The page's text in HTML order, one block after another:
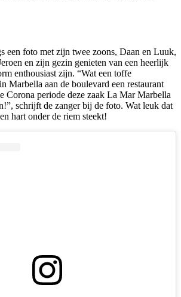
een foto met zijn twee zoons, Daan en Luuk,
en zijn gezin genieten van een heerlijk
enthousiast zijn. “Wat een toffe
Marbella aan de boulevard een restaurant
Corona periode deze zaak La Mar Marbella
schrijft de zanger bij de foto. Wat leuk dat
hart onder de riem steekt!